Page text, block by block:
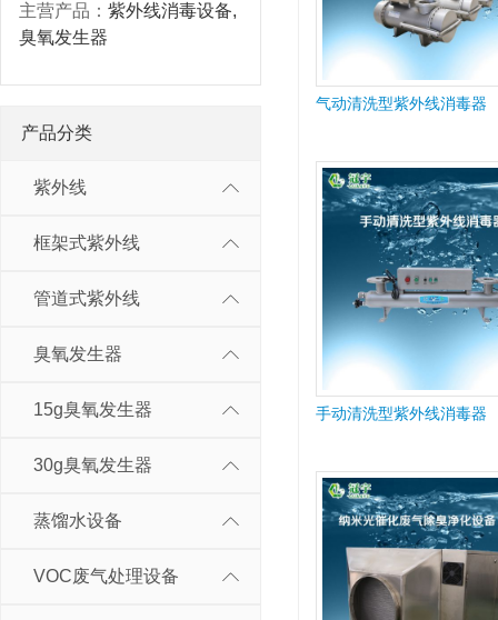
主营产品： 紫外线消毒设备,
臭氧发生器
产品分类
紫外线
框架式紫外线
管道式紫外线
臭氧发生器
15g臭氧发生器
30g臭氧发生器
蒸馏水设备
VOC废气处理设备
气动清洗型紫外线消毒器
手动清洗型紫外线消毒器